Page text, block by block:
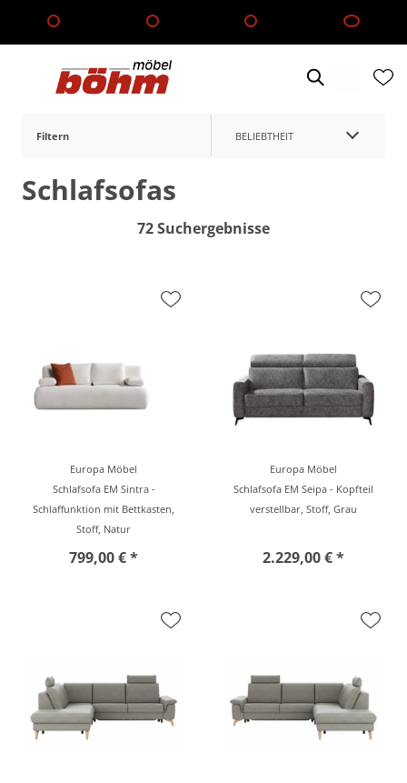
Filtern BELIEBTHEIT
Schlafsofas
72 Suchergebnisse
Europa Möbel
Schlafsofa EM Sintra -
Schlaffunktion mit Bettkasten,
Stoff, Natur
799,00 € *
Europa Möbel
Schlafsofa EM Seipa - Kopfteil
verstellbar, Stoff, Grau
2.229,00 € *